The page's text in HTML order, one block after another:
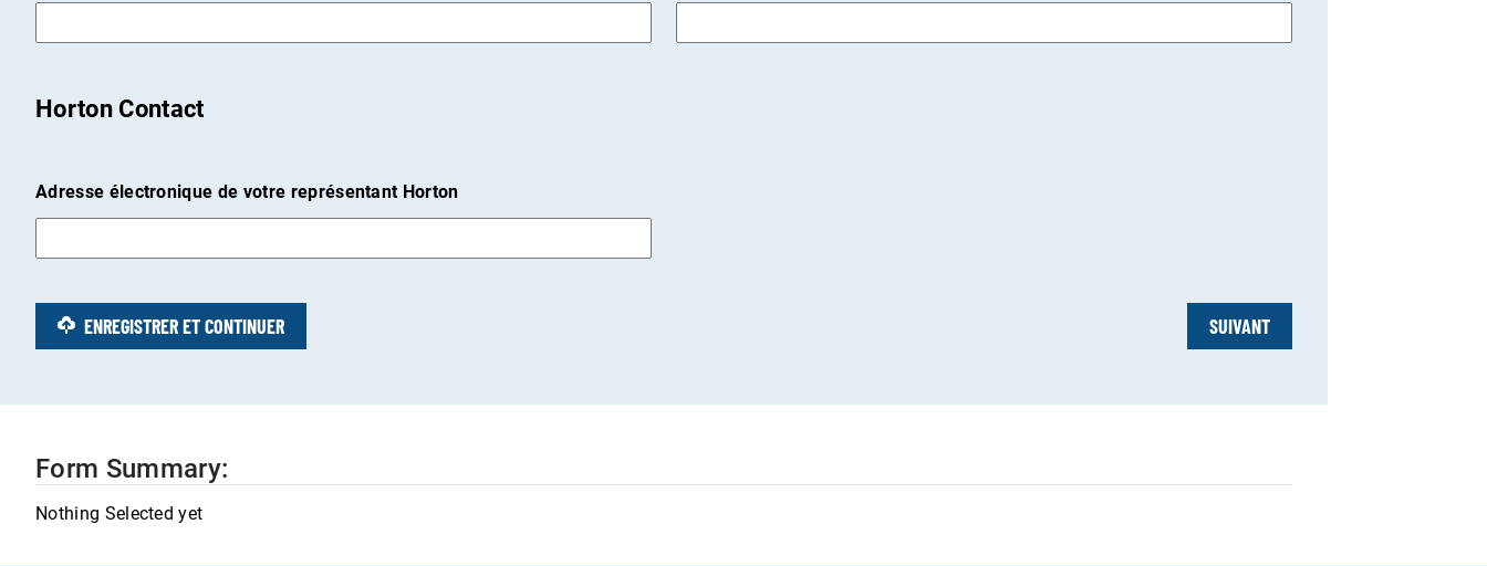
Horton Contact
Adresse électronique de votre représentant Horton
ENREGISTRER ET CONTINUER
Nothing Selected yet